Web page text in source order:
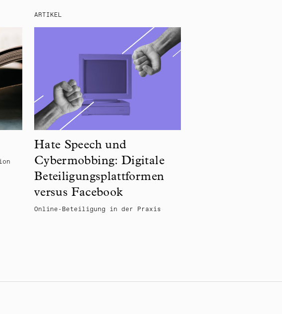
ARTIKEL
Hate Speech und
Cybermobbing: Digitale
Beteiligungsplattformen
versus Facebook
Online-Beteiligung in der Praxis